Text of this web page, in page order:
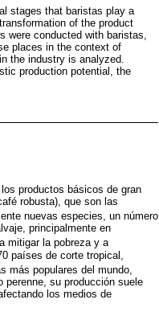
stages that baristas play a
of the product
were conducted with baristas,
places in the context of
the industry is analyzed.
production potential, the
productos básicos de gran
robusta), que son las
nuevas especies, un número
principalmente en
mitigar la pobreza y a
países de corte tropical,
más populares del mundo,
perenne, su producción suele
los medios de